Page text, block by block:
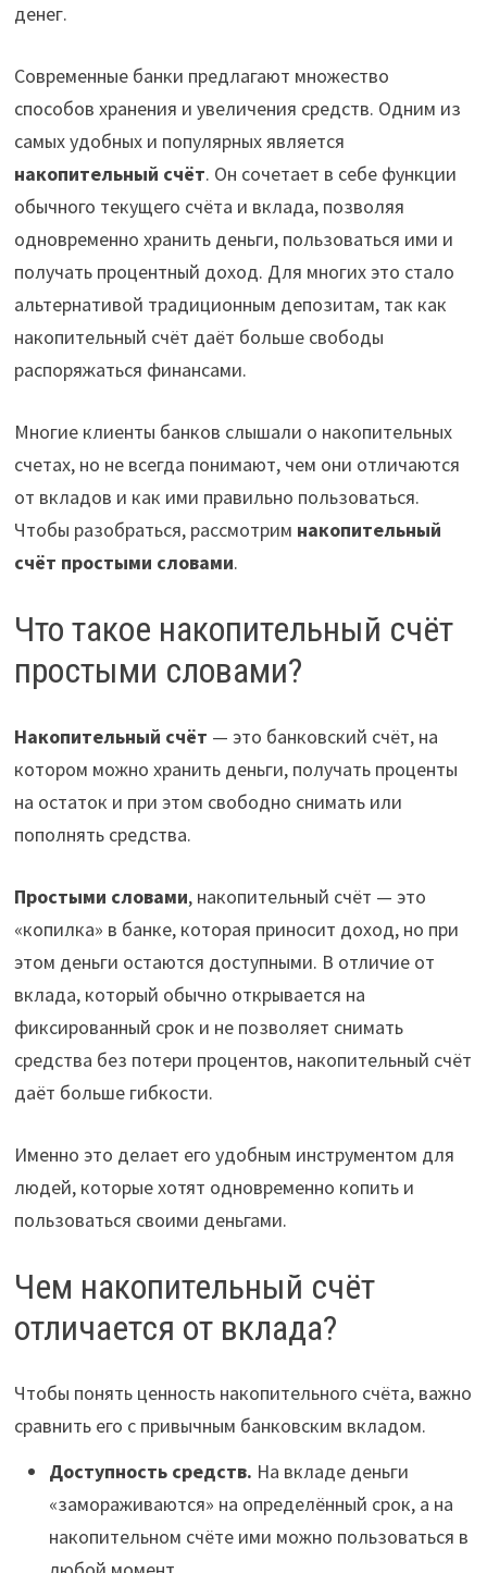
денег.
Современные банки предлагают множество
способов хранения и увеличения средств. Одним из
самых удобных и популярных является
накопительный счёт. Он сочетает в себе функции
обычного текущего счёта и вклада, позволяя
одновременно хранить деньги, пользоваться ими и
получать процентный доход. Для многих это стало
альтернативой традиционным депозитам, так как
накопительный счёт даёт больше свободы
распоряжаться финансами.
Многие клиенты банков слышали о накопительных
счетах, но не всегда понимают, чем они отличаются
от вкладов и как ими правильно пользоваться.
Чтобы разобраться, рассмотрим накопительный
счёт простыми словами.
Что такое накопительный счёт
простыми словами?
Накопительный счёт — это банковский счёт, на
котором можно хранить деньги, получать проценты
на остаток и при этом свободно снимать или
пополнять средства.
Простыми словами, накопительный счёт — это
«копилка» в банке, которая приносит доход, но при
этом деньги остаются доступными. В отличие от
вклада, который обычно открывается на
фиксированный срок и не позволяет снимать
средства без потери процентов, накопительный счёт
даёт больше гибкости.
Именно это делает его удобным инструментом для
людей, которые хотят одновременно копить и
пользоваться своими деньгами.
Чем накопительный счёт
отличается от вклада?
Чтобы понять ценность накопительного счёта, важно
сравнить его с привычным банковским вкладом.
Доступность средств. На вкладе деньги
«замораживаются» на определённый срок, а на
накопительном счёте ими можно пользоваться в